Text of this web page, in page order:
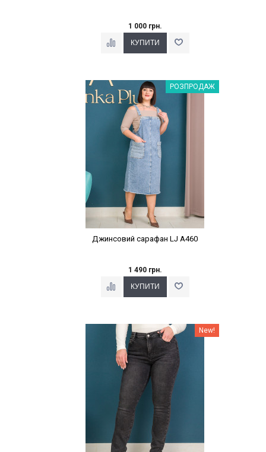
1 000 грн.
Наклейки Варіант з %РОЗПРОДАЖ
Джинсовий сарафан LJ A460
1 490 грн.
Наклейки Варіант з % New!